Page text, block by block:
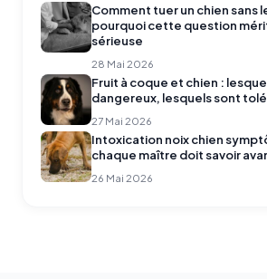
Comment tuer un chien sans
pourquoi cette question
sérieuse
28 Mai 2026
Fruit à coque et chien :
dangereux, lesquels sont
27 Mai 2026
Intoxication noix chien
chaque maître doit savoir
26 Mai 2026